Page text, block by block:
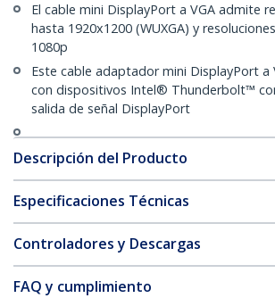
El cable mini DisplayPort a VGA admite
hasta 1920x1200 (WUXGA) y
1080p
Este cable adaptador mini DisplayPort a
con dispositivos Intel® Thunderbolt™
salida de señal DisplayPort
Descripción del Producto
Especificaciones Técnicas
Controladores y Descargas
FAQ y cumplimiento